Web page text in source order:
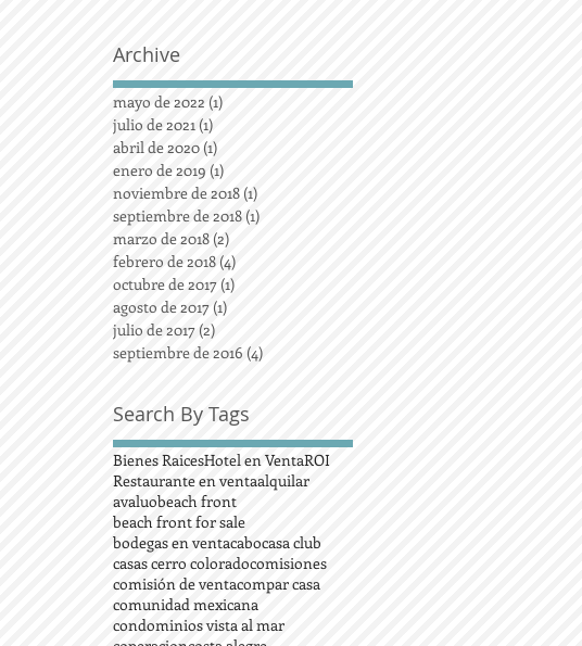
Archive
mayo de 2022 (1)
julio de 2021(1)
abril de 2020(1)
enero de 2019 (1)
noviembre de 2018 (1)
septiembre de 2018(1)
marzo de 2018 (2)
febrero de 2018(4)
octubre de 2017 (1)
agosto de 2017 (1)
julio de 2017(2)
septiembre de 2016 (4)
Search By Tags
Bienes RaicesHotel en VentaROI
Restaurante en ventaalquilar
avaluobeach front
beach front for sale
bodegas en ventacabocasa club
casas cerro coloradocomisiones
comisión de ventacompar casa
comunidad mexicana
condominios vista al mar